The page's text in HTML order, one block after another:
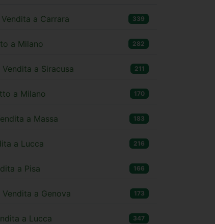
a Carrara 339
a Milano 282
a Siracusa 211
a Milano 170
a Massa 183
a Lucca 216
a Pisa 166
a Genova 173
a Lucca 347